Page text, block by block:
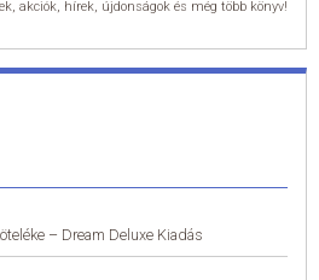
akciók, hírek, újdonságok és még több könyv!
– Dream Deluxe Kiadás